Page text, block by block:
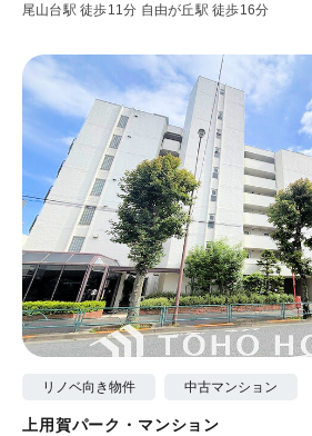
尾山台駅 徒歩11分 自由が丘駅 徒歩16分
リノベ向き物件 中古マンション
上用賀パーク・マンション